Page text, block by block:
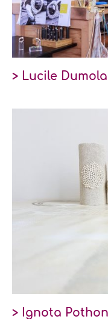
> Lucile
> Ignota Pothon